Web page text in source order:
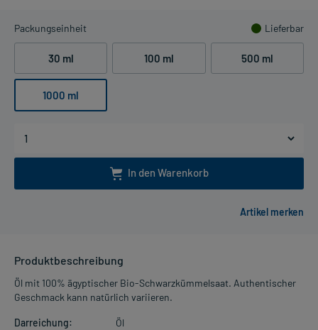
Packungseinheit Lieferbar
30 ml 100 ml 500 ml
1000 ml
In den Warenkorb
Produktbeschreibung
Öl mit 100% ägyptischer Bio-Schwarzkümmelsaat. Authentischer
Geschmack kann natürlich variieren.
Darreichung:
Öl